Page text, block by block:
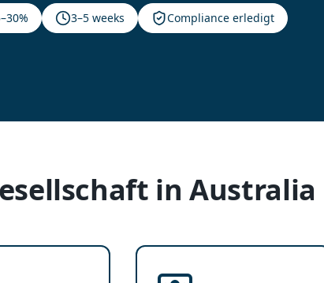
3–5 weeks Compliance erledigt
in